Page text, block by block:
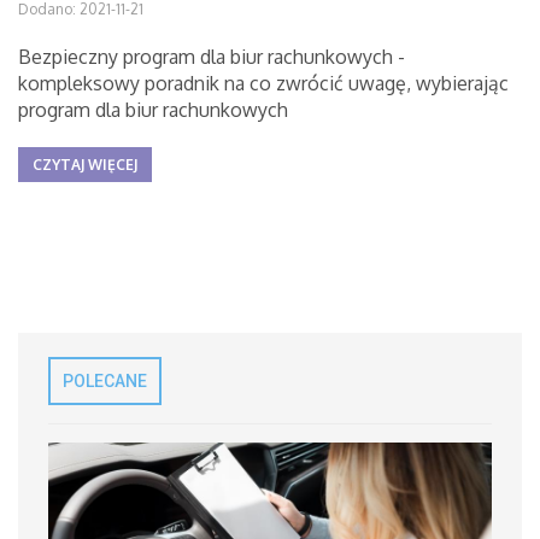
Dodano: 2021-11-21
Bezpieczny program dla biur rachunkowych -
kompleksowy poradnik na co zwrócić uwagę, wybierając
program dla biur rachunkowych
CZYTAJ WIĘCEJ
POLECANE